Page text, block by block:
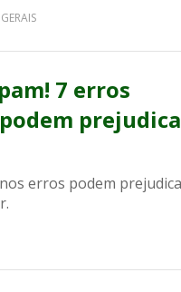
7 erros
erros podem